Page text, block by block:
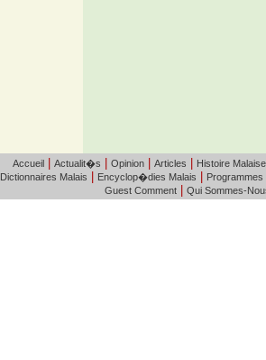
Accueil| Actualit�s Opinion| Articles Histoire Malaise
Dictionnaires Malais Encyclop�dies Malais Programmes
Guest Comment Qui Sommes-